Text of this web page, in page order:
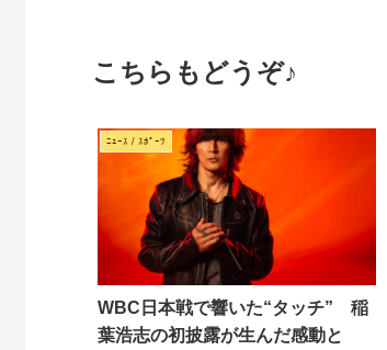
こちらもどうぞ♪
ﾆｭｰｽ / ｽﾎﾟｰﾂ
WBC日本戦で響いた“タッチ” 稲
葉浩志の初披露が生んだ感動と